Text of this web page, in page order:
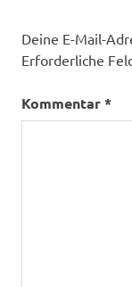
Deine E-Mail-
Erforderliche
Kommentar*